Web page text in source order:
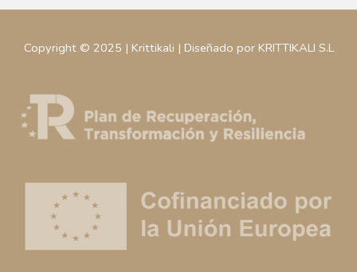
Copyright © 2025 | Krittikali | Diseñado por KRITTIKALI S.L